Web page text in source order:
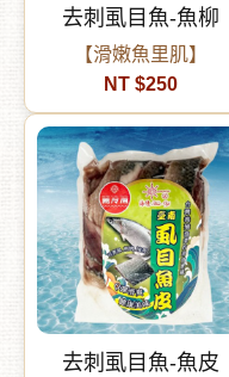
去刺虱目魚-魚柳
【滑嫩魚里肌】
NT $250
去刺虱目魚-魚皮